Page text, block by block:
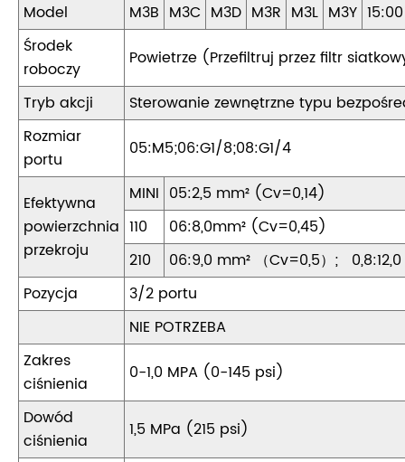
Model M3B M3C M3D M3R M3L M3Y 15:00
Środek
roboczy
Powietrze (Przefiltruj przez filtr
Tryb akcji
Sterowanie zewnętrzne typu
Rozmiar
portu
05:M5;06:G1/8;08:G1/4
Efektywna
powierzchnia
przekroju
MINI 05:2,5 mm² (Cv=0,14)
110
06:8,0mm² (Cv=0,45)
210
06:9,0 mm² （Cv=0,5）;
Pozycja
3/2 portu
NIE POTRZEBA
Zakres
ciśnienia
0-1,0 MPA (0-145 psi)
Dowód
ciśnienia
1,5 MPa (215 psi)